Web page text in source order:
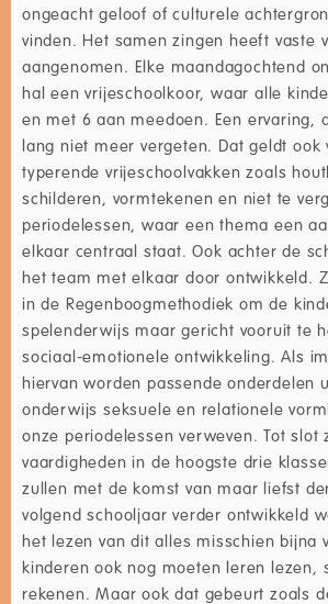
ongeacht geloof of culturele
vinden. Het samen zingen heeft vaste
aangenomen. Elke maandagochtend
hal een vrijeschoolkoor, waar alle
en met 6 aan meedoen. Een ervaring,
lang niet meer vergeten. Dat geldt ook
typerende vrijeschoolvakken zoals
schilderen, vormtekenen en niet te
periodelessen, waar een thema een
elkaar centraal staat. Ook achter de
het team met elkaar door ontwikkeld.
in de Regenboogmethodiek om de
spelenderwijs maar gericht vooruit te
sociaal-emotionele ontwikkeling. Als
hiervan worden passende onderdelen
onderwijs seksuele en relationele
onze periodelessen verweven. Tot slot
vaardigheden in de hoogste drie
zullen met de komst van maar liefst
volgend schooljaar verder ontwikkeld
het lezen van dit alles misschien bijna
kinderen ook nog moeten leren lezen,
rekenen. Maar ook dat gebeurt zoals